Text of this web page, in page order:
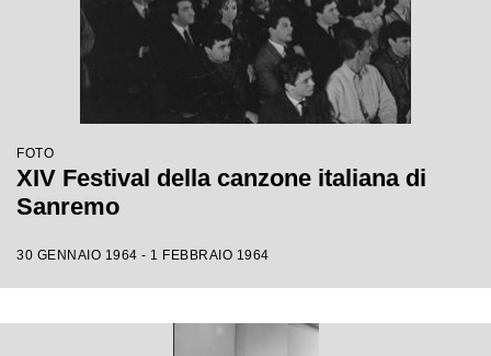
FOTO
XIV Festival della canzone italiana di
Sanremo
30 GENNAIO 1964 - 1 FEBBRAIO 1964